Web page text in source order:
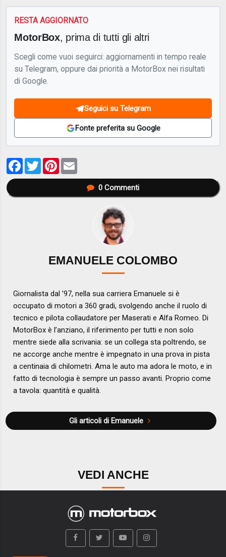
RESTA AGGIORNATO
MotorBox, prima di tutti gli altri
Scegli come vuoi seguirci: aggiornamenti in tempo reale
su Telegram, oppure dai priorità a MotorBox nei risultati
di Google.
Seguici su Telegram
Fonte preferita su Google
Facebook
TwitterPinterest
0Commenti
EMANUELE COLOMBO
Giornalista dal ’97, nella sua carriera Emanuele si è
occupato di motori a 360 gradi, svolgendo anche il ruolo di
tecnico e pilota collaudatore per Maserati e Alfa Romeo. Di
MotorBox è l’anziano, il riferimento per tutti e non solo
mentre siede alla scrivania: se un collega sta poltrendo, se
ne accorge anche mentre è impegnato in una prova in pista
a centinaia di chilometri. Ama le auto ma adora le moto, e in
fatto di tecnologia è sempre un passo avanti. Proprio come
a tavola: quantità e qualità.
Gli articoli di Emanuele
VEDI ANCHE